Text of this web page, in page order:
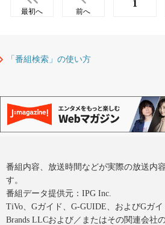
最初へ 前へ
1
「番組検索」の使い方
番組内容、放送時間などが実際の放送内
す。
番組データ提供元：IPG Inc.
TiVo、Gガイド、G-GUIDE、およびGガ
Brands LLCおよび／またはその関連会社